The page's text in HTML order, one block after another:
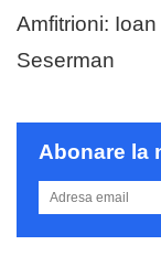
Amfitrioni:
Seserman
Abonare la